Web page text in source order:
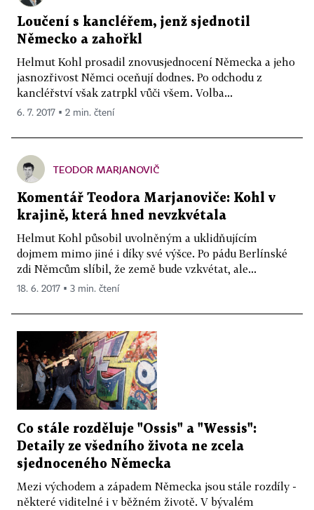
Loučení s kancléřem, jenž sjednotil
Německo a zahořkl
Helmut Kohl prosadil znovusjednocení Německa a jeho
jasnozřivost Němci oceňují dodnes. Po odchodu z
kancléřství však zatrpkl vůči všem. Volba...
6. 7. 2017 ▪ 2 min. čtení
TEODOR MARJANOVIČ
Komentář Teodora Marjanoviče: Kohl v
krajině, která hned nevzkvétala
Helmut Kohl působil uvolněným a uklidňujícím
dojmem mimo jiné i díky své výšce. Po pádu Berlínské
zdi Němcům slíbil, že země bude vzkvétat, ale...
18. 6. 2017 ▪ 3 min. čtení
Co stále rozděluje "Ossis" a "Wessis":
Detaily ze všedního života ne zcela
sjednoceného Německa
Mezi východem a západem Německa jsou stále rozdíly -
některé viditelné i v běžném životě. V bývalém